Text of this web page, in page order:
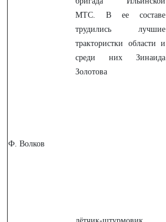
МТС. В ее составе
трудились лучшие
трактористки области и
среди них Зинаида
Золотова
Ф. Волков